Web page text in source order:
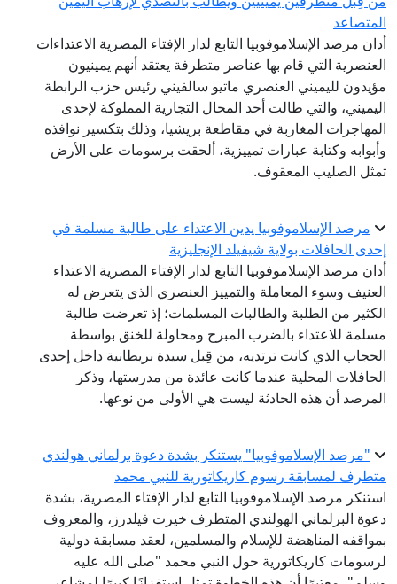
المتصاعد
أدان مرصد الإسلاموفوبيا التابع لدار الإفتاء المصرية الاعتداءات
العنصرية التي قام بها عناصر متطرفة يعتقد أنهم يمينيون
مؤيدون لليميني العنصري ماتيو سالفيني رئيس حزب الرابطة
اليميني، والتي طالت أحد المحال التجارية المملوكة لإحدى
المهاجرات المغاربة في مقاطعة بريشيا، وذلك بتكسير نوافذه
وأبوابه وكتابة عبارات تمييزية، ألحقت برسومات على الأرض
تمثل الصليب المعقوف.
مرصد الإسلاموفوبيا يدين الاعتداء على طالبة مسلمة في
إحدى الحافلات بولاية شيفيلد الإنجليزية
أدان مرصد الإسلاموفوبيا التابع لدار الإفتاء المصرية الاعتداء
العنيف وسوء المعاملة والتمييز العنصري الذي يتعرض له
الكثير من الطلبة والطالبات المسلمات؛ إذ تعرضت طالبة
مسلمة للاعتداء بالضرب المبرح ومحاولة للخنق بواسطة
الحجاب الذي كانت ترتديه، من قِبل سيدة بريطانية داخل إحدى
الحافلات المحلية عندما كانت عائدة من مدرستها، وذكر
المرصد أن هذه الحادثة ليست هي الأولى من نوعها.
"مرصد الإسلاموفوبيا" يستنكر بشدة دعوة برلماني هولندي
متطرف لمسابقة رسوم كاريكاتورية للنبي محمد
استنكر مرصد الإسلاموفوبيا التابع لدار الإفتاء المصرية، بشدة
دعوة البرلماني الهولندي المتطرف خيرت فيلدرز، والمعروف
بمواقفه المناهضة للإسلام والمسلمين، لعقد مسابقة دولية
لرسومات كاريكاتورية حول النبي محمد "صلى الله عليه